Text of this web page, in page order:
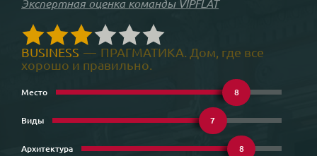
Экспертная оценка команды VIPFLAT
BUSINESS — ПРАГМАТИКА. Дом, где все
хорошо и правильно.
Место 8
Виды 7
Архитектура 8